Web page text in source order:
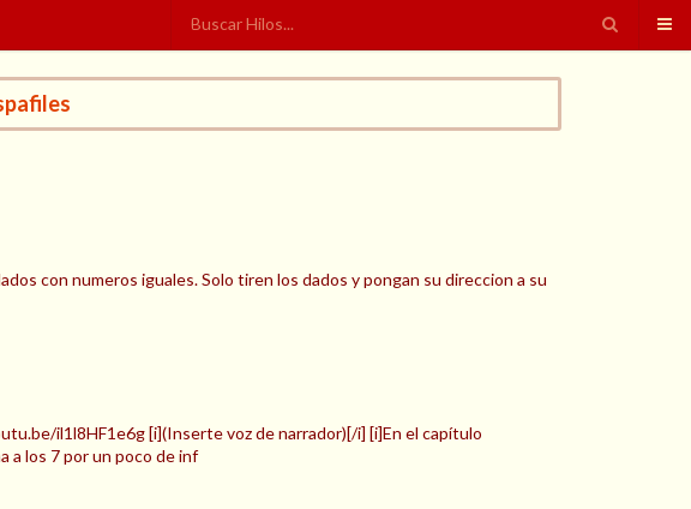
con numeros iguales. Solo tiren los dados y pongan su direccion a su
il1l8HF1e6g [i](Inserte voz de narrador)[/i] [i]En el capítulo
a los 7 por un poco de inf